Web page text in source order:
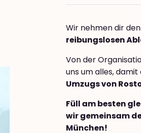
Wir nehmen dir
reibungslosen
Von der
uns um alles,
Umzugs von
Füll am besten
wir gemeinsam
München!